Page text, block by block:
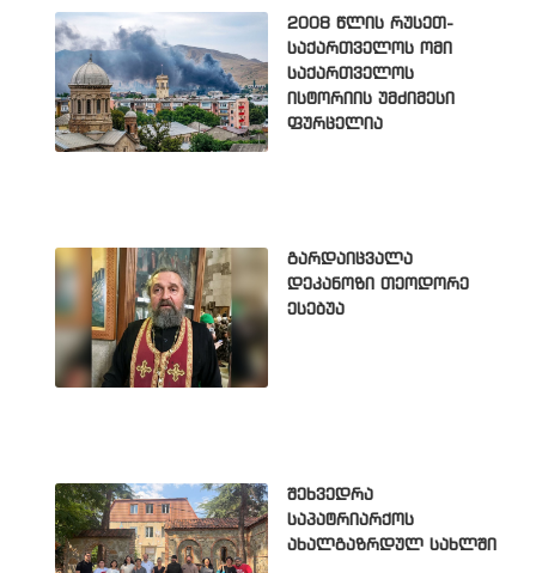
2008 წლის რუსეთ-
საქართველოს ომი
საქართველოს
ისტორიის უმძიმესი
ფურცელია
გარდაიცვალა
დეკანოზი თეოდორე
ესებუა
შეხვედრა
საპატრიარქოს
ახალგაზრდულ სახლში